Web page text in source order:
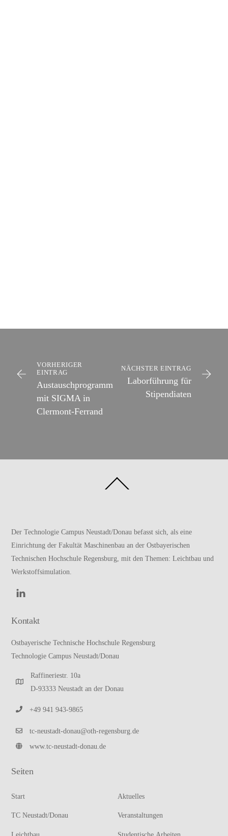
VORHERIGER
EINTRAG
Austauschprogramm
mit SIGMA in
Clermont-Ferrand
NÄCHSTER EINTRAG
Laborführung für
Stipendiaten
To
Der Technologie Campus Neustadt/Donau befasst sich, als eine
Einrichtung derFakultät Maschinenbau an derOstbayerischen
Technischen Hochschule Regensburg , mit den Themen: Leichtbau und
Werkstoffsimulation.
Kontakt
Ostbayerische Technische Hochschule Regensburg
Technologie Campus Neustadt/Donau
Raffineriestr. 10a
D-93333 Neustadt an der Donau
+49 941 943-9865
tc-neustadt-donau@oth-regensburg.de
www.tc-neustadt-donau.de
Seiten
Start
TC Neustadt/Donau
Leichtbau
Aktuelles
Veranstaltungen
Studentische Arbeiten